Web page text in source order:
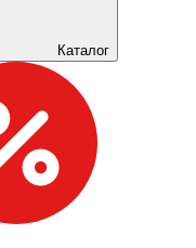
Каталог